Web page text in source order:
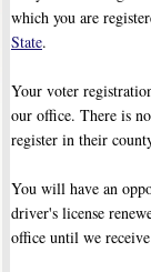
which you are
State.
Your voter
our office. There is
register in their
You will have an
driver's license
office until we